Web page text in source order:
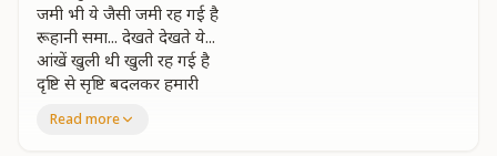
जमी भी ये जैसी जमी रह गई है
रूहानी समा... देखते देखते ये...
आंखें खुली थी खुली रह गई है
दृष्टि से सृष्टि बदलकर हमारी
ये सबसे सुहाने पल है जिंदगी के
Read more